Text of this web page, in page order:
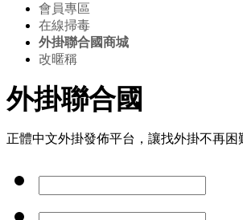
會員專區
在線掃毒
外掛聯合國商城
改暱稱
外掛聯合國
正體中文外掛發佈平台，讓找外掛不再困